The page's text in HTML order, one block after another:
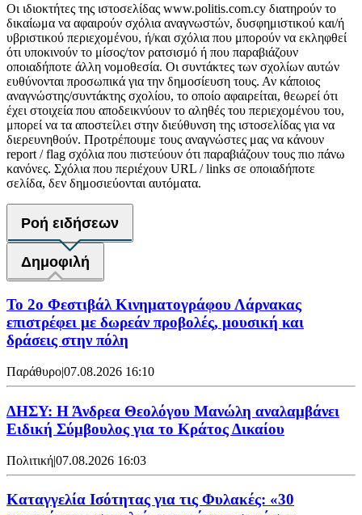
Οι ιδιοκτήτες της ιστοσελίδας www.politis.com.cy διατηρούν το
δικαίωμα να αφαιρούν σχόλια αναγνωστών, δυσφημιστικού και/ή
υβριστικού περιεχομένου, ή/και σχόλια που μπορούν να εκληφθεί
ότι υποκινούν το μίσος/τον ρατσισμό ή που παραβιάζουν
οποιαδήποτε άλλη νομοθεσία. Οι συντάκτες των σχολίων αυτών
ευθύνονται προσωπικά για την δημοσίευση τους. Αν κάποιος
αναγνώστης/συντάκτης σχολίου, το οποίο αφαιρείται, θεωρεί ότι
έχει στοιχεία που αποδεικνύουν το αληθές του περιεχομένου του,
μπορεί να τα αποστείλει στην διεύθυνση της ιστοσελίδας για να
διερευνηθούν. Προτρέπουμε τους αναγνώστες μας να κάνουν
report / flag σχόλια που πιστεύουν ότι παραβιάζουν τους πιο πάνω
κανόνες. Σχόλια που περιέχουν URL / links σε οποιαδήποτε
σελίδα, δεν δημοσιεύονται αυτόματα.
Ροή ειδήσεων
Δημοφιλή
Το 2ο Φεστιβάλ Κινηματογράφου Λάρνακας
επιστρέφει με δωρεάν προβολές, μουσική και
δράσεις στην πόλη
Παράθυρο|07.08.2026 16:10
ΔΗΣΥ: Η Άνδρεα Θεολόγου Μανώλη αναλαμβάνει
Ειδική Σύμβουλος για το Κράτος Δικαίου
Πολιτική|07.08.2026 16:03
Καταγγελία Ισότητας για τις Φυλακές: «30